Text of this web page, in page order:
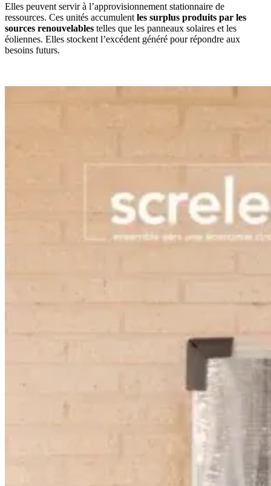
Elles peuvent servir à l’approvisionnement stationnaire de
ressources. Ces unités accumulent les surplus produits par les
sources renouvelables telles que les panneaux solaires et les
éoliennes. Elles stockent l’excédent généré pour répondre aux
besoins futurs.